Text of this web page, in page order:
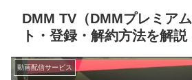
DMM TV（DMMプレミア
ト・登録・解約方法を解説
動画配信サービス